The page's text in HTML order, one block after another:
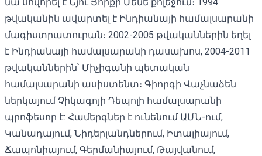
թվականին ավարտել է Ինդիանայի համալսարանի
մագիստրատուրան։ 2002-2005 թվականներին եղել
է Ինդիանայի համալսարանի դասախոս, 2004-2011
թվականներին՝ Միչիգանի պետական ​​
համալսարանի ասիստենտ։ Գիորգի Վաչնաձեն
ներկայում Չիկագոյի Դեպոլի համալսարանի
պրոֆեսոր է: Համերգներ է ունենում ԱՄՆ-ում,
Կանադայում, Նիդերլանդներում, Իտալիայում,
Ճապոնիայում, Գերմանիայում, Թայվանում,